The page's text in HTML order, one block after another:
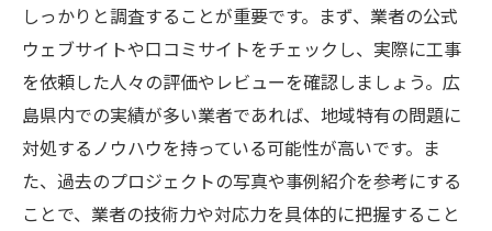
しっかりと調査することが重要です。まず、業者の公式
ウェブサイトや口コミサイトをチェックし、実際に工事
を依頼した人々の評価やレビューを確認しましょう。広
島県内での実績が多い業者であれば、地域特有の問題に
対処するノウハウを持っている可能性が高いです。ま
た、過去のプロジェクトの写真や事例紹介を参考にする
ことで、業者の技術力や対応力を具体的に把握すること